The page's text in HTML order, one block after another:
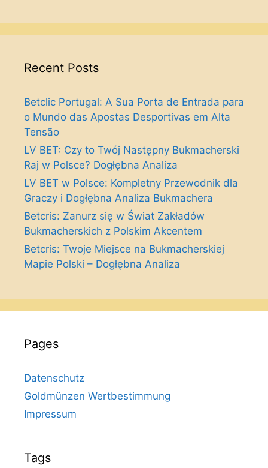
Recent Posts
Betclic Portugal: A Sua Porta de Entrada para
o Mundo das Apostas Desportivas em Alta
Tensão
LV BET: Czy to Twój Następny Bukmacherski
Raj w Polsce? Dogłębna Analiza
LV BET w Polsce: Kompletny Przewodnik dla
Graczy i Dogłębna Analiza Bukmachera
Betcris: Zanurz się w Świat Zakładów
Bukmacherskich z Polskim Akcentem
Betcris: Twoje Miejsce na Bukmacherskiej
Mapie Polski – Dogłębna Analiza
Pages
Datenschutz
Goldmünzen Wertbestimmung
Impressum
Tags